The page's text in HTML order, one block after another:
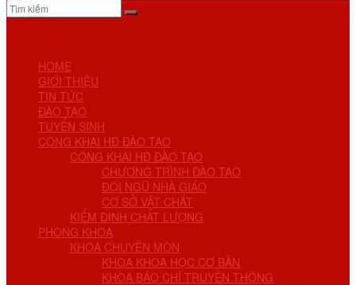
HOME
GIỚI THIỆU
TIN TỨC
ĐÀO TẠO
TUYỂN SINH
CÔNG KHAI HĐ ĐÀO TẠO
CÔNG KHAI HĐ ĐÀO TẠO
CHƯƠNG TRÌNH ĐÀO TẠO
ĐỘI NGŨ NHÀ GIÁO
CƠ SỞ VẬT CHẤT
KIỂM ĐỊNH CHẤT LƯỢNG
PHÒNG KHOA
KHOA CHUYÊN MÔN
KHOA KHOA HỌC CƠ BẢN
KHOA BÁO CHÍ TRUYỀN THÔNG